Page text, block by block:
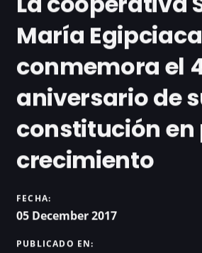
María Egipciaca
conmemora el
aniversario de
constitución en
crecimiento
FECHA:
05 December 2017
PUBLICADO EN: